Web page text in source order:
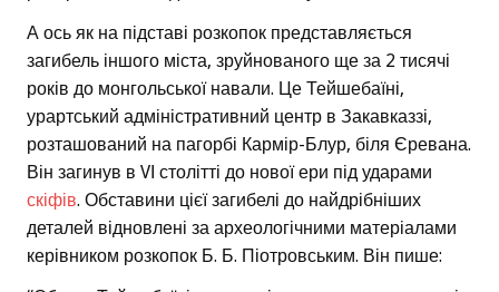
А ось як на підставі розкопок представляється
загибель іншого міста, зруйнованого ще за 2 тисячі
років до монгольської навали. Це Тейшебаїні,
урартський адміністративний центр в Закавказзі,
розташований на пагорбі Кармір-Блур, біля Єревана.
Він загинув в VІ столітті до нової ери під ударами
скіфів. Обставини цієї загибелі до найдрібніших
деталей відновлені за археологічними матеріалами
керівником розкопок Б. Б. Піотровським. Він пише: